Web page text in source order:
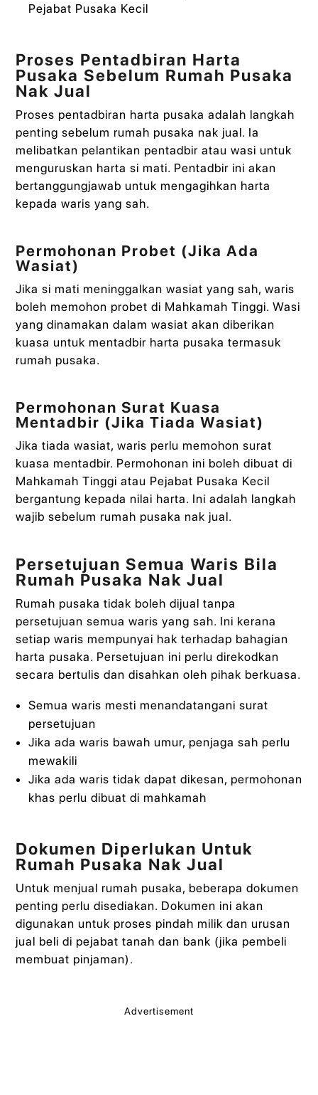
Pejabat Pusaka Kecil
Proses Pentadbiran Harta
Pusaka Sebelum Rumah Pusaka
Nak Jual
Proses pentadbiran harta pusaka adalah langkah
penting sebelum rumah pusaka nak jual. Ia
melibatkan pelantikan pentadbir atau wasi untuk
menguruskan harta si mati. Pentadbir ini akan
bertanggungjawab untuk mengagihkan harta
kepada waris yang sah.
Permohonan Probet (Jika Ada
Wasiat)
Jika si mati meninggalkan wasiat yang sah, waris
boleh memohon probet di Mahkamah Tinggi. Wasi
yang dinamakan dalam wasiat akan diberikan
kuasa untuk mentadbir harta pusaka termasuk
rumah pusaka.
Permohonan Surat Kuasa
Mentadbir (Jika Tiada Wasiat)
Jika tiada wasiat, waris perlu memohon surat
kuasa mentadbir. Permohonan ini boleh dibuat di
Mahkamah Tinggi atau Pejabat Pusaka Kecil
bergantung kepada nilai harta. Ini adalah langkah
wajib sebelum rumah pusaka nak jual.
Persetujuan Semua Waris Bila
Rumah Pusaka Nak Jual
Rumah pusaka tidak boleh dijual tanpa
persetujuan semua waris yang sah. Ini kerana
setiap waris mempunyai hak terhadap bahagian
harta pusaka. Persetujuan ini perlu direkodkan
secara bertulis dan disahkan oleh pihak berkuasa.
Semua waris mesti menandatangani surat
persetujuan
Jika ada waris bawah umur, penjaga sah perlu
mewakili
Jika ada waris tidak dapat dikesan, permohonan
khas perlu dibuat di mahkamah
Dokumen Diperlukan Untuk
Rumah Pusaka Nak Jual
Untuk menjual rumah pusaka, beberapa dokumen
penting perlu disediakan. Dokumen ini akan
digunakan untuk proses pindah milik dan urusan
jual beli di pejabat tanah dan bank (jika pembeli
membuat pinjaman).
Advertisement